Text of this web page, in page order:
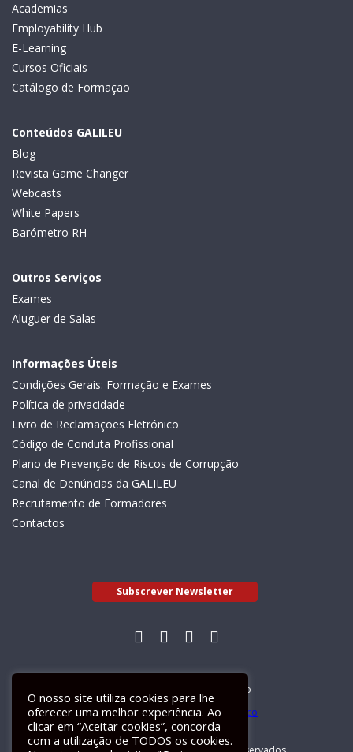
Academias
Employability Hub
E-Learning
Cursos Oficiais
Catálogo de Formação
Conteúdos GALILEU
Blog
Revista Game Changer
Webcasts
White Papers
Barómetro RH
Outros Serviços
Exames
Aluguer de Salas
Informações Úteis
Condições Gerais: Formação e Exames
Política de privacidade
Livro de Reclamações Eletrónico
Código de Conduta Profissional
Plano de Prevenção de Riscos de Corrupção
Canal de Denúncias da GALILEU
Recrutamento de Formadores
Contactos
Subscrever Newsletter
Livro de Reclamações Electrónico
O nosso site utiliza cookies para lhe
oferecer uma melhor experiência. Ao
clicar em “Aceitar cookies”, concorda
com a utilização de TODOS os cookies.